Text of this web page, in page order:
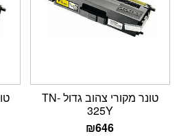
טונר מקורי צהוב גדול TN-
325Y
₪646